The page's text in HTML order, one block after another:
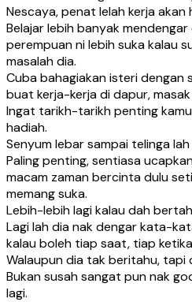
Nescaya, penat lelah kerja
Belajar lebih banyak
perempuan ni lebih suka kalau
masalah dia.
Cuba bahagiakan isteri dengan
buat kerja-kerja di dapur,
Ingat tarikh-tarikh penting
hadiah.
Senyum lebar sampai telinga lah
Paling penting, sentiasa
macam zaman bercinta dulu
memang suka.
Lebih-lebih lagi kalau dah
Lagi lah dia nak dengar kata-
kalau boleh tiap saat, tiap
Walaupun dia tak beritahu, tapi
Bukan susah sangat pun nak
lagi.